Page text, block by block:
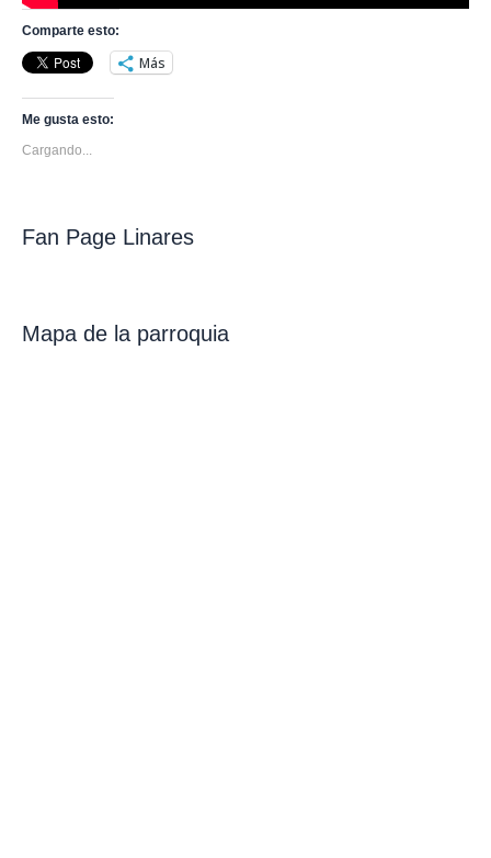
Comparte esto:
Más
Me gusta esto:
Cargando...
Fan Page Linares
Mapa de la parroquia